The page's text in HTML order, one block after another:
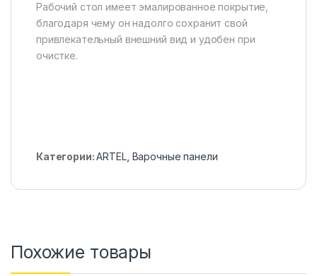
Рабочий стол имеет эмалированное покрытие,
благодаря чему он надолго сохранит свой
привлекательный внешний вид и удобен при
очистке.
Категории:ARTEL, Варочные панели
Похожие товары